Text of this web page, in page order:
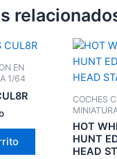
EN
1/64
COCHES
HOT
HUNT
HEAD